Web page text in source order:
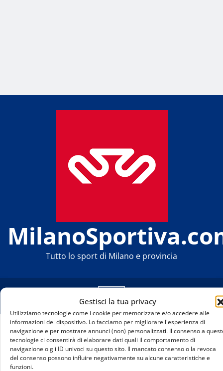
Gestisci la tua privacy
Utilizziamo tecnologie come i cookie per memorizzare e/o accedere alle
informazioni del dispositivo. Lo facciamo per migliorare l'esperienza di
navigazione e per mostrare annunci (non) personalizzati. Il consenso a
tecnologie ci consentirà di elaborare dati quali il comportamento di
navigazione o gli ID univoci su questo sito. Il mancato consenso o la revoca
del consenso possono influire negativamente su alcune caratteristiche e
funzioni.
Tutto lo sport di Milano e provincia
Home
Giochi olimpici giovanili invernali assegnati al
progetto “Dolomiti Valtellina 2028”